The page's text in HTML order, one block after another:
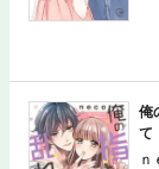
俺
て
ｎ